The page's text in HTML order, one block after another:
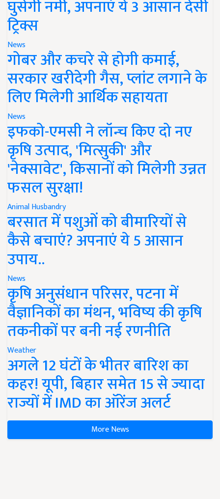
घुसेगी नमी, अपनाएं ये 3 आसान देसी
ट्रिक्स
News
गोबर और कचरे से होगी कमाई,
सरकार खरीदेगी गैस, प्लांट लगाने के
लिए मिलेगी आर्थिक सहायता
News
इफको-एमसी ने लॉन्च किए दो नए
कृषि उत्पाद, 'मित्सुकी' और
'नेक्सावेट', किसानों को मिलेगी उन्नत
फसल सुरक्षा!
Animal Husbandry
बरसात में पशुओं को बीमारियों से
कैसे बचाएं? अपनाएं ये 5 आसान
उपाय..
News
कृषि अनुसंधान परिसर, पटना में
वैज्ञानिकों का मंथन, भविष्य की कृषि
तकनीकों पर बनी नई रणनीति
Weather
अगले 12 घंटों के भीतर बारिश का
कहर! यूपी, बिहार समेत 15 से ज्यादा
राज्यों में IMD का ऑरेंज अलर्ट
More News